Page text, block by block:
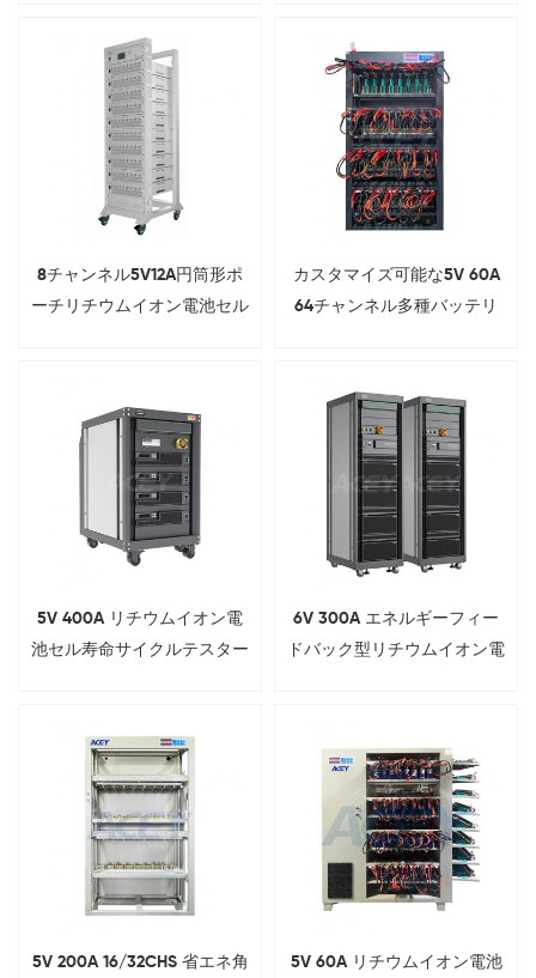
8チャンネル5V12A円筒形ポ
ーチリチウムイオン電池セル
カスタマイズ可能な5V 60A
64チャンネル多種バッテリ
5V 400A リチウムイオン電
池セル寿命サイクルテスター
6V 300A エネルギーフィー
ドバック型リチウムイオン電
5V 200A 16/32CHS 省エネ角
5V 60A リチウムイオン電池